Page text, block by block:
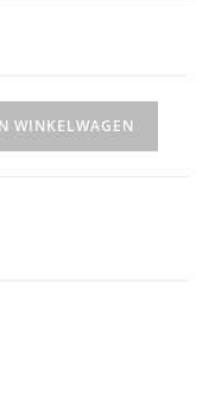
WINKELWAGEN